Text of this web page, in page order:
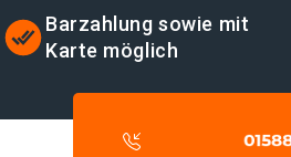
Barzahlung sowie mit
Karte möglich